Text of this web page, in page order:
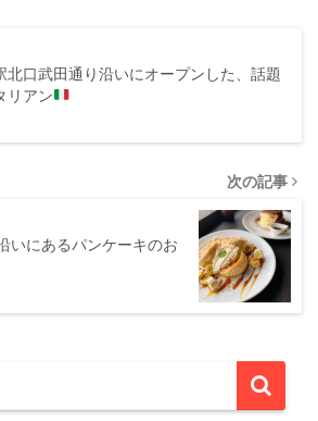
北口武田通り沿いにオープンした、話題
リアン
次の記事
いにあるパンケーキのお